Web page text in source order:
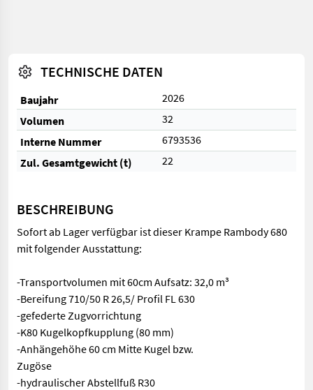
TECHNISCHE DATEN
Baujahr
2026
Volumen
32
Interne Nummer
6793536
Zul. Gesamtgewicht (t)
22
BESCHREIBUNG
Sofort ab Lager verfügbar ist dieser Krampe Rambody 680
mit folgender Ausstattung:
-Transportvolumen mit 60cm Aufsatz: 32,0 m³
-Bereifung 710/50 R 26,5/ Profil FL 630
-gefederte Zugvorrichtung
-K80 Kugelkopfkupplung (80 mm)
-Anhängehöhe 60 cm Mitte Kugel bzw.
Zugöse
-hydraulischer Abstellfuß R30